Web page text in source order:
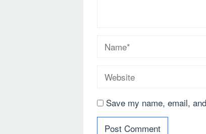
Save my name, email,